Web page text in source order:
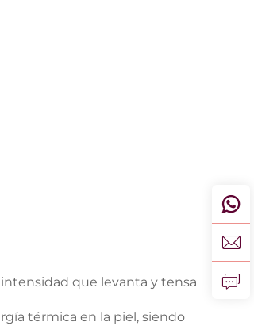
que levanta y tensa
térmica en la piel, siendo